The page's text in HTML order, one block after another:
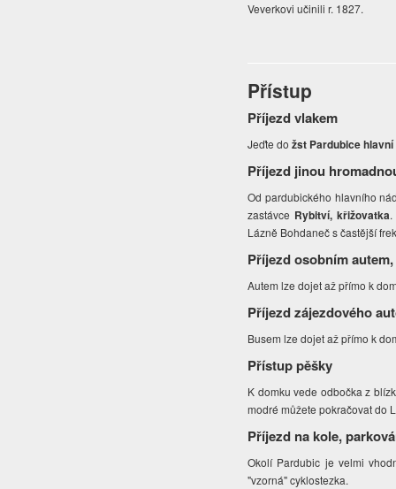
Veverkovi učinili r. 1827.
Přístup
Příjezd vlakem
Jeďte do žst Pardubice
Příjezd jinou
Od pardubického hlavního
zastávce Rybitví, křižovatka
Lázně Bohdaneč s častější
Příjezd osobním
Autem lze dojet až přímo k
Příjezd zájezdového
Busem lze dojet až přímo k
Přístup pěšky
K domku vede odbočka z
modré můžete pokračovat do
Příjezd na kole,
Okolí Pardubic je velmi
"vzorná" cyklostezka.